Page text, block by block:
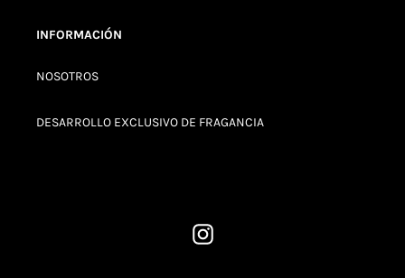
INFORMACIÓN
NOSOTROS
DESARROLLO EXCLUSIVO DE FRAGANCIA
Instagram